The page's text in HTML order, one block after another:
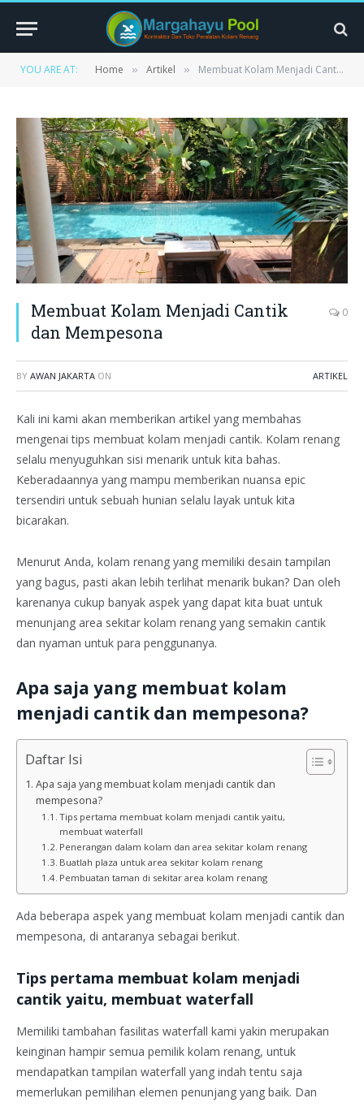
YOU ARE AT: Home » Artikel » Membuat Kolam Menjadi Cantik dan Mempesona
Membuat Kolam Menjadi Cantik
dan Mempesona
0
BY AWAN JAKARTA ON ARTIKEL
Kali ini kami akan memberikan artikel yang membahas
mengenai tips membuat kolam menjadi cantik. Kolam renang
selalu menyuguhkan sisi menarik untuk kita bahas.
Keberadaannya yang mampu memberikan nuansa epic
tersendiri untuk sebuah hunian selalu layak untuk kita
bicarakan.
Menurut Anda, kolam renang yang memiliki desain tampilan
yang bagus, pasti akan lebih terlihat menarik bukan? Dan oleh
karenanya cukup banyak aspek yang dapat kita buat untuk
menunjang area sekitar kolam renang yang semakin cantik
dan nyaman untuk para penggunanya.
Apa saja yang membuat kolam
menjadi cantik dan mempesona?
Daftar Isi
Apa saja yang membuat kolam menjadi cantik dan
mempesona?
Tips pertama membuat kolam menjadi cantik yaitu,
membuat waterfall
Penerangan dalam kolam dan area sekitar kolam renang
Buatlah plaza untuk area sekitar kolam renang
Pembuatan taman di sekitar area kolam renang
Ada beberapa aspek yang membuat kolam menjadi cantik dan
mempesona, di antaranya sebagai berikut.
Tips pertama membuat kolam menjadi
cantik yaitu, membuat waterfall
Memiliki tambahan fasilitas waterfall kami yakin merupakan
keinginan hampir semua pemilik kolam renang, untuk
mendapatkan tampilan waterfall yang indah tentu saja
memerlukan pemilihan elemen penunjang yang baik. Dan